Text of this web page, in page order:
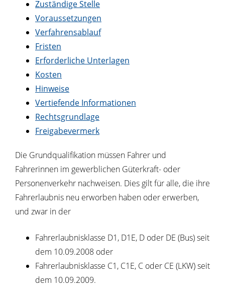
Zuständige Stelle
Voraussetzungen
Verfahrensablauf
Fristen
Erforderliche Unterlagen
Kosten
Hinweise
Vertiefende Informationen
Rechtsgrundlage
Freigabevermerk
Die Grundqualifikation müssen Fahrer und
Fahrerinnen im gewerblichen Güterkraft- oder
Personenverkehr nachweisen. Dies gilt für alle, die ihre
Fahrerlaubnis neu erworben haben oder erwerben,
und zwar in der
Fahrerlaubnisklasse D1, D1E, D oder DE (Bus) seit
dem 10.09.2008 oder
Fahrerlaubnisklasse C1, C1E, C oder CE (LKW) seit
dem 10.09.2009.